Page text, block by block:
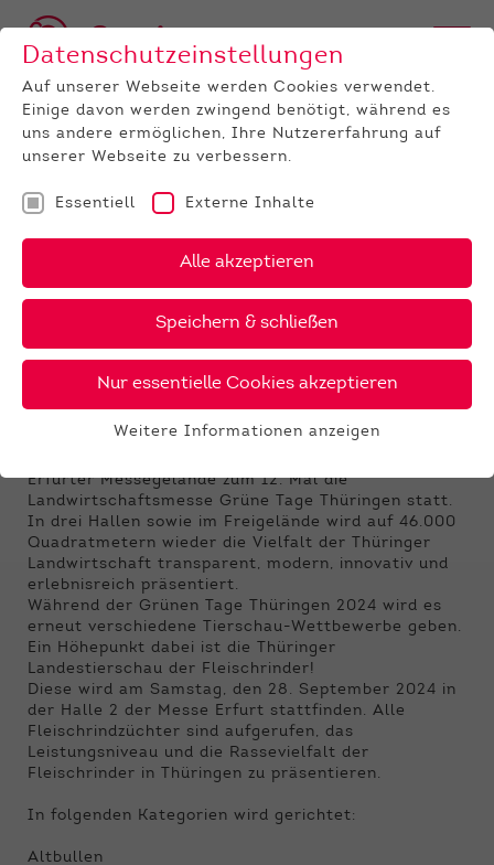
UNTERNEHMEN News
Ausschreibung Thüringer
Landestierschau Fleischrinder
Erfurter Messegelände zum 12. Mal die
Landwirtschaftsmesse Grüne Tage Thüringen statt.
In drei Hallen sowie im Freigelände wird auf 46.000
Quadratmetern wieder die Vielfalt der Thüringer
Landwirtschaft transparent, modern, innovativ und
erlebnisreich präsentiert.
Während der Grünen Tage Thüringen 2024 wird es
erneut verschiedene Tierschau-Wettbewerbe geben.
Ein Höhepunkt dabei ist die Thüringer
Landestierschau der Fleischrinder!
Diese wird am Samstag, den 28. September 2024 in
der Halle 2 der Messe Erfurt stattfinden. Alle
Fleischrindzüchter sind aufgerufen, das
Leistungsniveau und die Rassevielfalt der
Fleischrinder in Thüringen zu präsentieren.
In folgenden Kategorien wird gerichtet:
Altbullen
Datenschutzeinstellungen
Auf unserer Webseite werden Cookies verwendet.
Einige davon werden zwingend benötigt, während es
uns andere ermöglichen, Ihre Nutzererfahrung auf
unserer Webseite zu verbessern.
Essentiell Externe Inhalte
Alle akzeptieren
Speichern & schließen
Nur essentielle Cookies akzeptieren
Funktionen der Webseite benötigt. Dadurch ist
gewährleistet, dass die Webseite einwandfrei
funktioniert.
Name cookie_optin
Laufzeit 1 Jahr
Zweck Cookie Einstellungen speichern
Cookie-Informationen anzeigen
Externe Inhalte
Wir verwenden auf unserer Website externe
Inhalte, um Ihnen zusätzliche Informationen
anzubieten.
Weitere Informationen anzeigen